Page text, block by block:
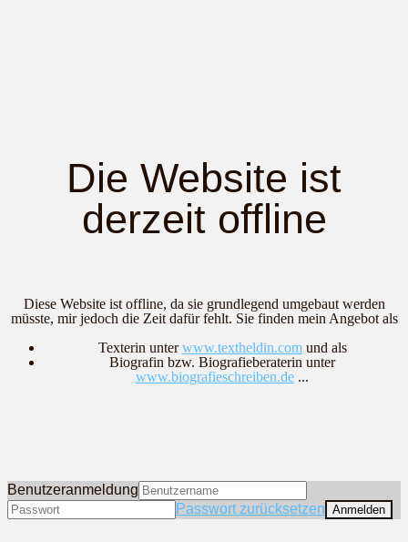
Die Website ist
derzeit offline
Diese Website ist offline, da sie grundlegend umgebaut werden
müsste, mir jedoch die Zeit dafür fehlt. Sie finden mein Angebot als
Texterin unterwww.textheldin.comund als
Biografin bzw. Biografieberaterin unter
www.biografieschreiben.de ...
Benutzeranmeldung
Passwort zurücksetzen